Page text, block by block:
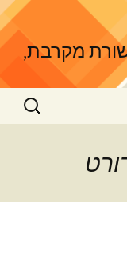
מקרבת,
חיפוש: